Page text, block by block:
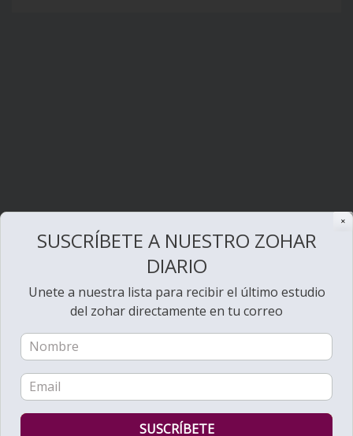
✕
SUSCRÍBETE A NUESTRO ZOHAR
DIARIO
Unete a nuestra lista para recibir el último estudio
del zohar directamente en tu correo